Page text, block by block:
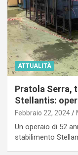
ATTUALITÀ
Pratola Serra,
Stellantis:
Febbraio 22, 2024
Un operaio di 52
stabilimento